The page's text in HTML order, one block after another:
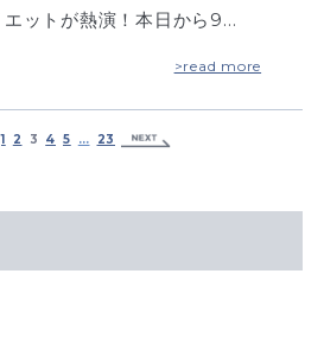
エットが熱演！本日から9…
>read more
1 2 3 4 5 … 23